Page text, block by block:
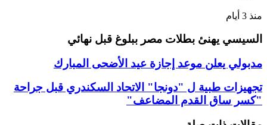
منذ 3 أيام
السيسي يهنئ بطلات مصر ببلوغ قبل نهائي
مدبولي يعلن موعد إجازة عيد الأضحى المبارك
تجهيزات طبية ل "دونجا" الاتحاد السكندري قبل جراحة
"كسر ساق القدم المضاعف"